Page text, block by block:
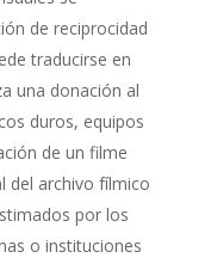
de reciprocidad
traducirse en
una donación al
duros, equipos
de un filme
del archivo fílmico
por los
o instituciones